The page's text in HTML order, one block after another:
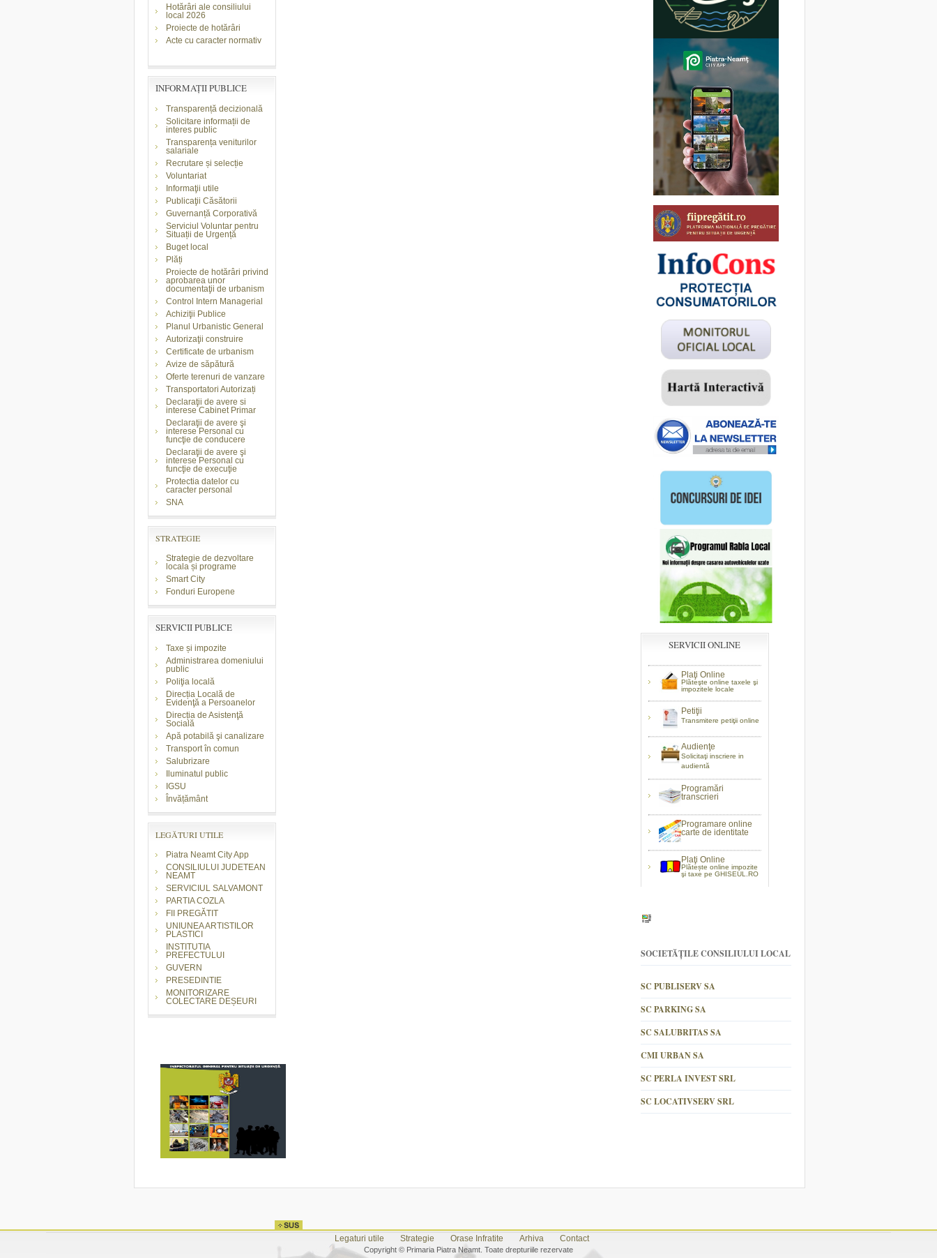
Hotărâri ale consiliului
local 2026
Proiecte de hotărâri
Acte cu caracter normativ
INFORMAŢII PUBLICE
Transparență decizională
Solicitare informații de
interes public
Transparența veniturilor
salariale
Recrutare și selecție
Voluntariat
Informaţii utile
Publicaţii Căsătorii
Guvernanță Corporativă
Serviciul Voluntar pentru
Situații de Urgență
Buget local
Plăți
Proiecte de hotărâri privind
aprobarea unor
documentaţii de urbanism
Control Intern Managerial
Achiziţii Publice
Planul Urbanistic General
Autorizaţii construire
Certificate de urbanism
Avize de săpătură
Oferte terenuri de vanzare
Transportatori Autorizați
Declaraţii de avere si
interese Cabinet Primar
Declaraţii de avere şi
interese Personal cu
funcţie de conducere
Declaraţii de avere şi
interese Personal cu
funcţie de execuţie
Protectia datelor cu
caracter personal
SNA
STRATEGIE
Strategie de dezvoltare
locala și programe
Smart City
Fonduri Europene
SERVICII PUBLICE
Taxe și impozite
Administrarea domeniului
public
Poliţia locală
Direcția Locală de
Evidenţă a Persoanelor
Direcția de Asistenţă
Socială
Apă potabilă şi canalizare
Transport în comun
Salubrizare
Iluminatul public
IGSU
Învățământ
LEGĂTURI UTILE
Piatra Neamt City App
CONSILIULUI JUDETEAN
NEAMT
SERVICIUL SALVAMONT
PARTIA COZLA
FII PREGĂTIT
UNIUNEA ARTISTILOR
PLASTICI
INSTITUTIA
PREFECTULUI
GUVERN
PRESEDINTIE
MONITORIZARE
COLECTARE DEȘEURI
SERVICII ONLINE
Plaţi Online
Plăteşte online taxele şi
impozitele locale
Petiţii
Transmitere petiţii online
Audienţe
Solicitaţi inscriere in
audientă
Programări
transcrieri
Programare online
carte de identitate
Plaţi Online
Plătește online impozite
şi taxe pe GHISEUL.RO
SOCIETĂȚILE CONSILIULUI LOCAL
SC PUBLISERV SA
SC PARKING SA
SC SALUBRITAS SA
CMI URBAN SA
SC PERLA INVEST SRL
SC LOCATIVSERV SRL
Legaturi utile Strategie Orase Infratite Arhiva Contact
Copyright © Primaria Piatra Neamt. Toate drepturiile rezervate